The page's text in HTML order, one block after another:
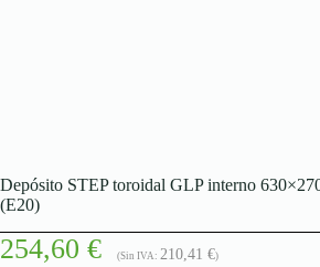
Depósito STEP toroidal GLP interno
(E20)
254,60 € (Sin IVA: 210,41 €)